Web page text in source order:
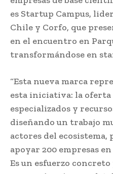
es Startup Campus,
Chile y Corfo, que
en el encuentro en
transformándose en
“Esta nueva marca
esta iniciativa: la
especializados y
diseñando un trabajo
actores del
apoyar 200 empresas
Es un esfuerzo